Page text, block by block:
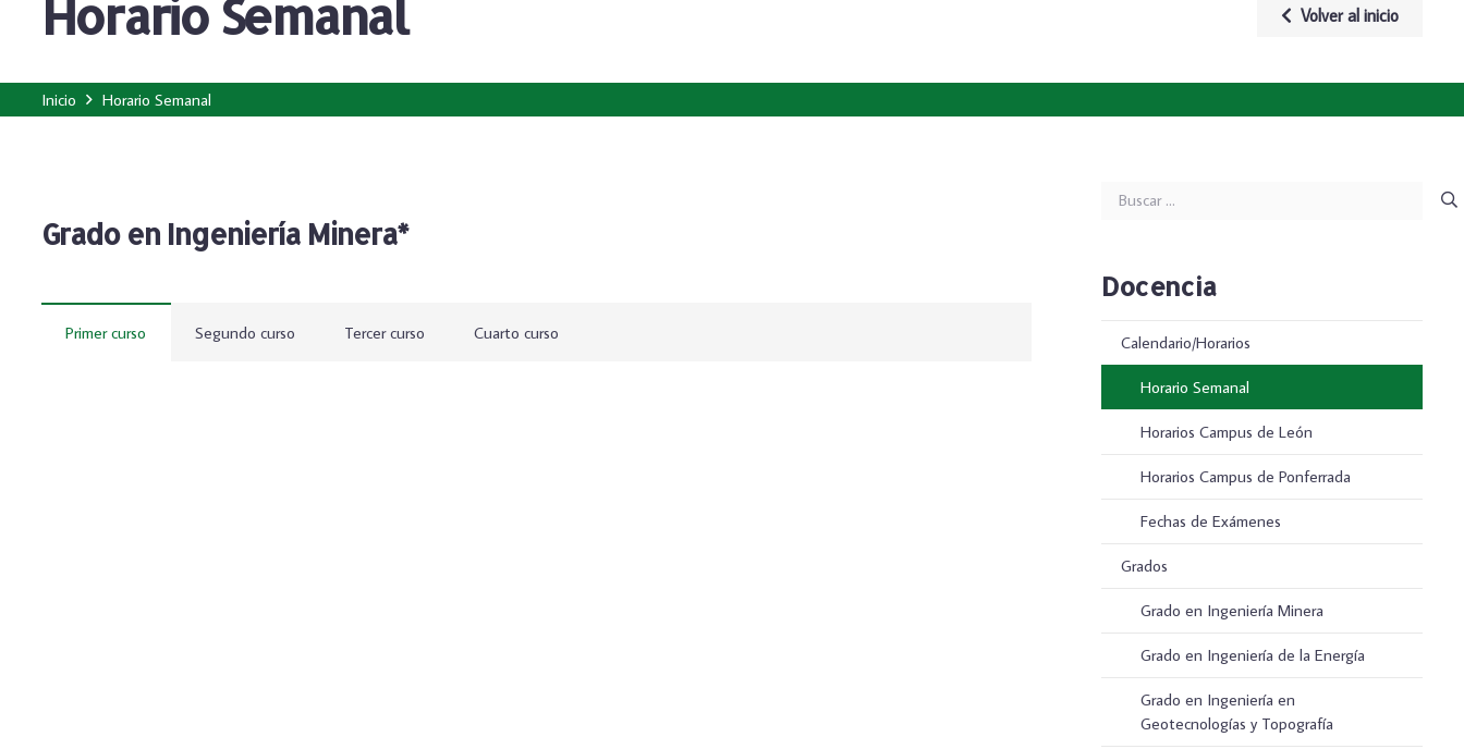
Horario Semanal Volver al inicio
Inicio Horario Semanal
Grado en Ingeniería Minera*
Primer curso Segundo curso Tercer curso Cuarto curso
Buscar:
Docencia
Calendario/Horarios
Horario Semanal
Horarios Campus de León
Horarios Campus de Ponferrada
Fechas de Exámenes
Grados
Grado en Ingeniería Minera
Grado en Ingeniería de la Energía
Grado en Ingeniería en
Geotecnologías y Topografía